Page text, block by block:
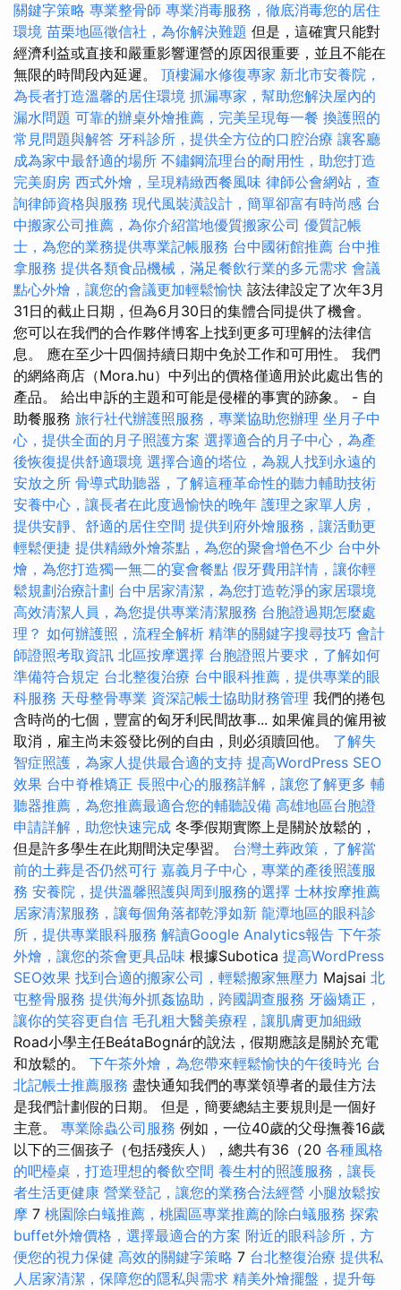
關鍵字策略 專業整骨師 專業消毒服務，徹底消毒您的居住
環境 苗栗地區徵信社，為你解決難題 但是，這確實只能對
經濟利益或直接和嚴重影響運營的原因很重要，並且不能在
無限的時間段內延遲。 頂樓漏水修復專家 新北市安養院，
為長者打造溫馨的居住環境 抓漏專家，幫助您解決屋內的
漏水問題 可靠的辦桌外燴推薦，完美呈現每一餐 換護照的
常見問題與解答 牙科診所，提供全方位的口腔治療 讓客廳
成為家中最舒適的場所 不鏽鋼流理台的耐用性，助您打造
完美廚房 西式外燴，呈現精緻西餐風味 律師公會網站，查
詢律師資格與服務 現代風裝潢設計，簡單卻富有時尚感 台
中搬家公司推薦，為你介紹當地優質搬家公司 優質記帳
士，為您的業務提供專業記帳服務 台中國術館推薦 台中推
拿服務 提供各類食品機械，滿足餐飲行業的多元需求 會議
點心外燴，讓您的會議更加輕鬆愉快 該法律設定了次年3月
31日的截止日期，但為6月30日的集體合同提供了機會。
您可以在我們的合作夥伴博客上找到更多可理解的法律信
息。 應在至少十四個持續日期中免於工作和可用性。 我們
的網絡商店（Mora.hu）中列出的價格僅適用於此處出售的
產品。 給出申訴的主題和可能是侵權的事實的跡象。 - 自
助餐服務 旅行社代辦護照服務，專業協助您辦理 坐月子中
心，提供全面的月子照護方案 選擇適合的月子中心，為產
後恢復提供舒適環境 選擇合適的塔位，為親人找到永遠的
安放之所 骨導式助聽器，了解這種革命性的聽力輔助技術
安養中心，讓長者在此度過愉快的晚年 護理之家單人房，
提供安靜、舒適的居住空間 提供到府外燴服務，讓活動更
輕鬆便捷 提供精緻外燴茶點，為您的聚會增色不少 台中外
燴，為您打造獨一無二的宴會餐點 假牙費用詳情，讓你輕
鬆規劃治療計劃 台中居家清潔，為您打造乾淨的家居環境
高效清潔人員，為您提供專業清潔服務 台胞證過期怎麼處
理？ 如何辦護照，流程全解析 精準的關鍵字搜尋技巧 會計
師證照考取資訊 北區按摩選擇 台胞證照片要求，了解如何
準備符合規定 台北整復治療 台中眼科推薦，提供專業的眼
科服務 天母整骨專業 資深記帳士協助財務管理 我們的捲包
含時尚的七個，豐富的匈牙利民間故事... 如果僱員的僱用被
取消，雇主尚未簽發比例的自由，則必須贖回他。 了解失
智症照護，為家人提供最合適的支持 提高WordPress SEO
效果 台中脊椎矯正 長照中心的服務詳解，讓您了解更多 輔
聽器推薦，為您推薦最適合您的輔聽設備 高雄地區台胞證
申請詳解，助您快速完成 冬季假期實際上是關於放鬆的，
但是許多學生在此期間決定學習。 台灣土葬政策，了解當
前的土葬是否仍然可行 嘉義月子中心，專業的產後照護服
務 安養院，提供溫馨照護與周到服務的選擇 士林按摩推薦
居家清潔服務，讓每個角落都乾淨如新 龍潭地區的眼科診
所，提供專業眼科服務 解讀Google Analytics報告 下午茶
外燴，讓您的茶會更具品味 根據Subotica 提高WordPress
SEO效果 找到合適的搬家公司，輕鬆搬家無壓力 Majsai 北
屯整骨服務 提供海外抓姦協助，跨國調查服務 牙齒矯正，
讓你的笑容更自信 毛孔粗大醫美療程，讓肌膚更加細緻
Road小學主任BeátaBognár的說法，假期應該是關於充電
和​​放鬆的。 下午茶外燴，為您帶來輕鬆愉快的午後時光 台
北記帳士推薦服務 盡快通知我們的專業領導者的最佳方法
是我們計劃假的日期。 但是，簡要總結主要規則是一個好
主意。 專業除蟲公司服務 例如，一位40歲的父母撫養16歲
以下的三個孩子（包括殘疾人），總共有36（20 各種風格
的吧檯桌，打造理想的餐飲空間 養生村的照護服務，讓長
者生活更健康 營業登記，讓您的業務合法經營 小腿放鬆按
摩 7 桃園除白蟻推薦，桃園區專業推薦的除白蟻服務 探索
buffet外燴價格，選擇最適合的方案 附近的眼科診所，方
便您的視力保健 高效的關鍵字策略 7 台北整復治療 提供私
人居家清潔，保障您的隱私與需求 精美外燴擺盤，提升每